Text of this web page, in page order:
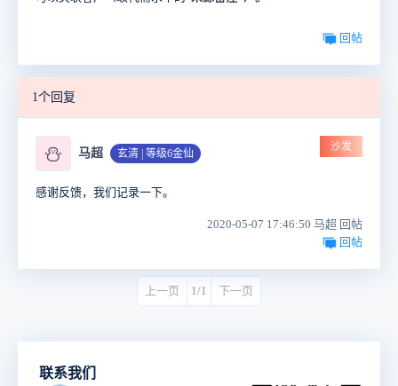
回帖
1个回复
⛄ 马超 玄清 | 等级6金仙
沙发
感谢反馈，我们记录一下。
2020-05-07 17:46:50 马超 回帖
回帖
上一页 1/1 下一页
联系我们